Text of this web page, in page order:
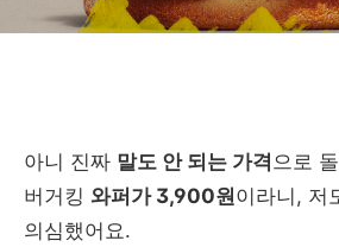
아니 진짜 말도 안 되는 가격으로
버거킹 와퍼가 3,900원이라니, 저
의심했어요.